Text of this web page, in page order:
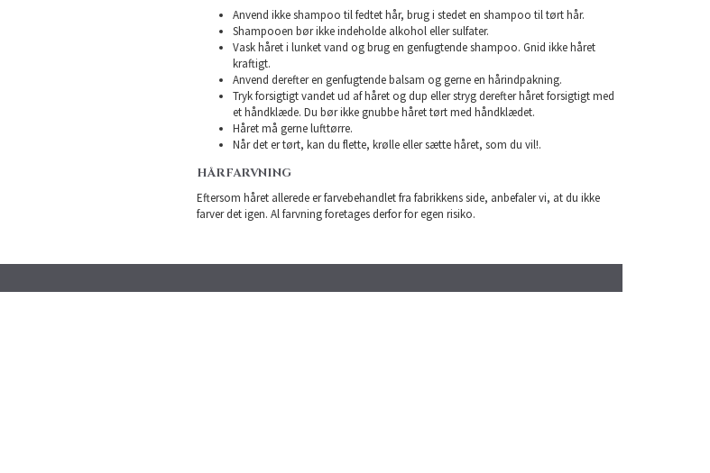
Anvend ikke shampoo til fedtet hår, brug i stedet en shampoo til tørt hår.
Shampooen bør ikke indeholde alkohol eller sulfater.
Vask håret i lunket vand og brug en genfugtende shampoo. Gnid ikke håret
kraftigt.
Anvend derefter en genfugtende balsam og gerne en hårindpakning.
Tryk forsigtigt vandet ud af håret og dup eller stryg derefter håret forsigtigt med
et håndklæde. Du bør ikke gnubbe håret tørt med håndklædet.
Håret må gerne lufttørre.
Når det er tørt, kan du flette, krølle eller sætte håret, som du vil!.
HÅRFARVNING
Eftersom håret allerede er farvebehandlet fra fabrikkens side, anbefaler vi, at du ikke
farver det igen. Al farvning foretages derfor for egen risiko.